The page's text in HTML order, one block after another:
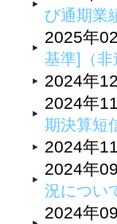
び通期業
2025年
基準]（非
2024年
2024年
期決算短
2024年
2024年
況につい
2024年